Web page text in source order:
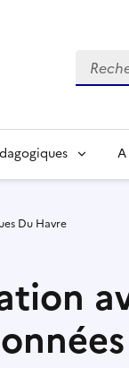
Du Havre